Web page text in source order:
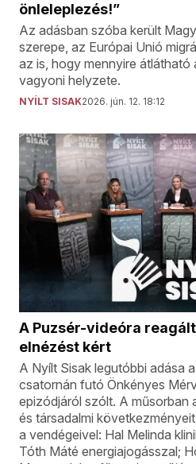
önleleplezés!”
Az adásban szóba került
szerepe, az Európai Unió
az is, hogy mennyire átlátható
vagyoni helyzete.
NYÍLT SISAK2026. jún. 12. 18:12
A Puzsér-videóra
elnézést kért
A Nyílt Sisak legutóbbi adása
csatornán futó Önkényes
epizódjáról szólt. A műsorban
és társadalmi
a vendégeivel: Hal Melinda
Tóth Máté energiajogásszal;